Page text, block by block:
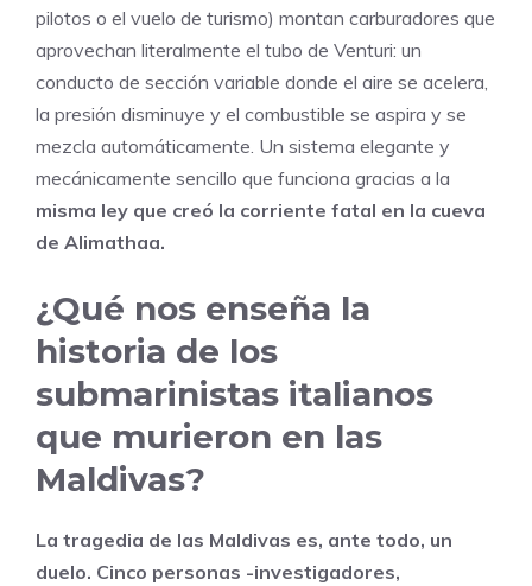
pilotos o el vuelo de turismo) montan carburadores que
aprovechan literalmente el tubo de Venturi: un
conducto de sección variable donde el aire se acelera,
la presión disminuye y el combustible se aspira y se
mezcla automáticamente. Un sistema elegante y
mecánicamente sencillo que funciona gracias a la
misma ley que creó la corriente fatal en la cueva
de Alimathaa.
¿Qué nos enseña la
historia de los
submarinistas italianos
que murieron en las
Maldivas?
La tragedia de las Maldivas es, ante todo, un
duelo. Cinco personas -investigadores,